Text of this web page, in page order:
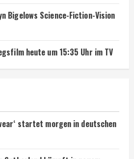
Bigelows Science-Fiction-Vision
heute um 15:35 Uhr im TV
startet morgen in deutschen